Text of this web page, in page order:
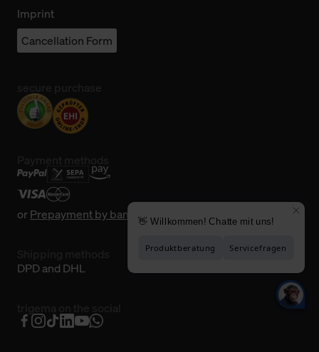
Imprint
Cancellation Form
orPrepayment by bank transfer
DPD and DHL